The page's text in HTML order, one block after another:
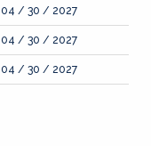
04 / 30 / 2027
04 / 30 / 2027
04 / 30 / 2027